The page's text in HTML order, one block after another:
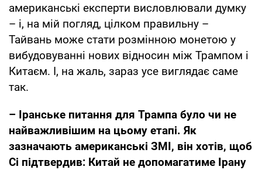
американські експерти висловлювали думку
– і, на мій погляд, цілком правильну –
Тайвань може стати розмінною монетою у
вибудовуванні нових відносин між Трампом і
Китаєм. І, на жаль, зараз усе виглядає саме
так.
– Іранське питання для Трампа було чи не
найважливішим на цьому етапі. Як
зазначають американські ЗМІ, він хотів, щоб
Сі підтвердив: Китай не допомагатиме Ірану